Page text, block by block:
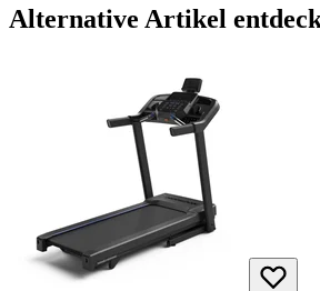
Alternative Artikel